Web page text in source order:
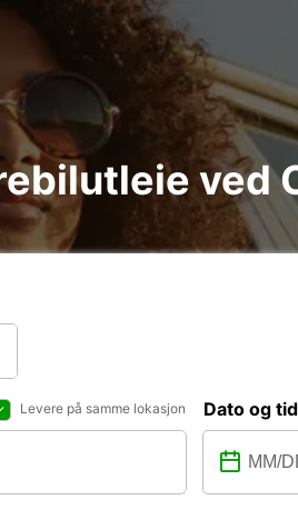
ved
Levere på samme lokasjon Dato og tid